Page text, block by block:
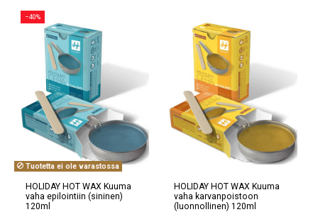
−40%
Tuotetta ei ole varastossa
HOLIDAY HOT WAX Kuuma
vaha epilointiin (sininen)
120ml
HOLIDAY HOT WAX Kuuma
vaha karvanpoistoon
(luonnollinen) 120ml